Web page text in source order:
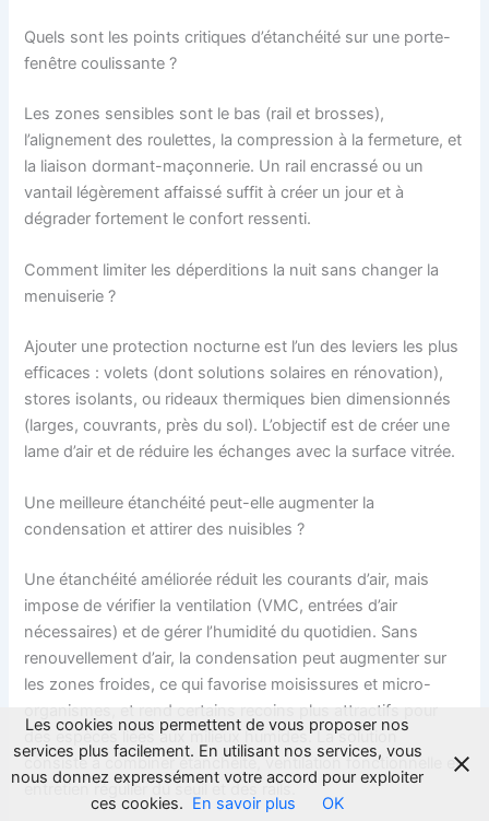
Quels sont les points critiques d’étanchéité sur une porte-
fenêtre coulissante ?
Les zones sensibles sont le bas (rail et brosses),
l’alignement des roulettes, la compression à la fermeture, et
la liaison dormant-maçonnerie. Un rail encrassé ou un
vantail légèrement affaissé suffit à créer un jour et à
dégrader fortement le confort ressenti.
Comment limiter les déperditions la nuit sans changer la
menuiserie ?
Ajouter une protection nocturne est l’un des leviers les plus
efficaces : volets (dont solutions solaires en rénovation),
stores isolants, ou rideaux thermiques bien dimensionnés
(larges, couvrants, près du sol). L’objectif est de créer une
lame d’air et de réduire les échanges avec la surface vitrée.
Une meilleure étanchéité peut-elle augmenter la
condensation et attirer des nuisibles ?
Une étanchéité améliorée réduit les courants d’air, mais
impose de vérifier la ventilation (VMC, entrées d’air
nécessaires) et de gérer l’humidité du quotidien. Sans
renouvellement d’air, la condensation peut augmenter sur
les zones froides, ce qui favorise moisissures et micro-
organismes, et rend certains recoins plus attractifs pour
des espèces liées aux milieux humides. La solution
consiste à combiner étanchéité, ventilation fonctionnelle et
entretien régulier du seuil et des rails.
Les cookies nous permettent de vous proposer nos
services plus facilement. En utilisant nos services, vous
nous donnez expressément votre accord pour exploiter
ces cookies. En savoir plus OK